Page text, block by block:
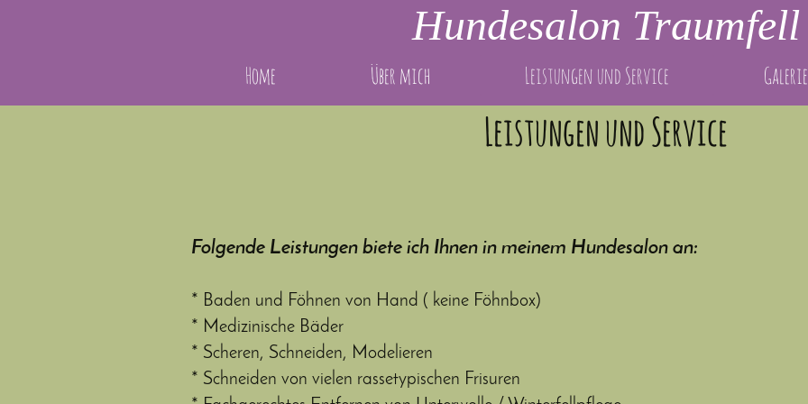
Hundesalon Traumfell
Home Über mich Leistungen und Service Galerie
Leistungen und Service
Folgende Leistungen biete ich Ihnen in meinem Hundesalon an:
* Baden und Föhnen von Hand ( keine Föhnbox)
* Medizinische Bäder
* Scheren, Schneiden, Modelieren
* Schneiden von vielen rassetypischen Frisuren